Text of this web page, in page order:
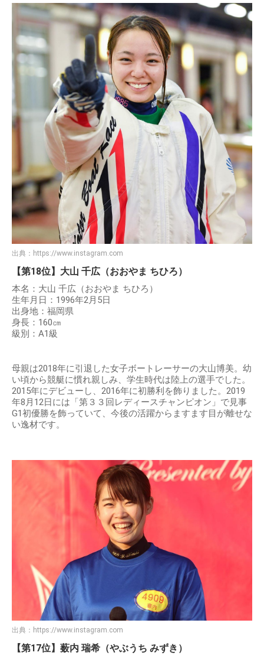
出典： https://www.instagram.com
【第18位】大山 千広（おおやま ちひろ）
本名：大山 千広（おおやま ちひろ）
生年月日：1996年2月5日
出身地：福岡県
身長：160㎝
級別：A1級
母親は2018年に引退した女子ボートレーサーの大山博美。幼
い頃から競艇に慣れ親しみ、学生時代は陸上の選手でした。
2015年にデビューし、2016年に初勝利を飾りました。2019
年8月12日には「第３３回レディースチャンピオン」で見事
G1初優勝を飾っていて、今後の活躍からますます目が離せな
い逸材です。
出典： https://www.instagram.com
【第17位】薮内 瑞希（やぶうち みずき）